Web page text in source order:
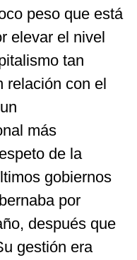
peso que está
elevar el nivel
tan
relación con el
más
de la
gobiernos
por
después que
gestión era